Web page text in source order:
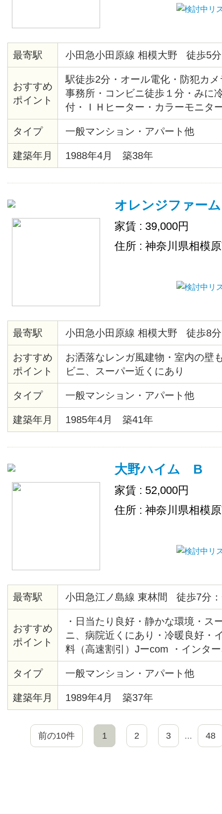
最寄駅 小田急小田原線 相模大野 徒歩5
おすすめ
ポイント
駅徒歩2分・オール電化・防犯カ
事務所・コンビニ徒歩１分・みに
付・ＩＨヒーター・カラーモニタ
ン・ＮＴＴ，Ｂフレッツ、ＣＡＴ
インランドリーあり
タイプ 一般マンション・アパート他
建築年月 1988年4月 築38年
オレンジファーム
家賃 : 39,000円
住所 : 神奈川県相模
最寄駅 小田急小田原線 相模大野 徒歩8
おすすめ
ポイント
お洒落なレンガ風建物・室内の壁
ビニ、スーパー近くにあり
タイプ 一般マンション・アパート他
建築年月 1985年4月 築41年
大野ハイム B
家賃 : 52,000円
住所 : 神奈川県相模
最寄駅 小田急江ノ島線 東林間 徒歩7分
おすすめ
ポイント
・日当たり良好・静かな環境・ス
ニ、病院近くにあり・冷暖良好・
料（高速割引）Jーcom ・インタ
光
タイプ
一般マンション・アパート他
建築年月 1989年4月 築37年
前の10件 1 2 3 … 48